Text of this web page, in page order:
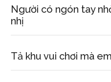
Người có ngón tay
nhị
Tả khu vui chơi mà